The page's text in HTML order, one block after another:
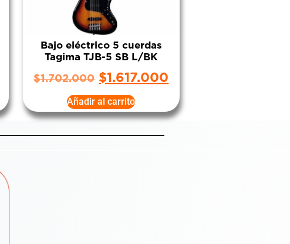
Bajo eléctrico 5 cuerdas
Tagima TJB-5 SB L/BK
$1.702.000 $1.617.000
Añadir al carrito